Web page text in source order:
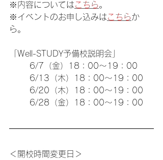
※内容についてはこちら。
※イベントのお申し込みはこちらか
ら。
「Well-STUDY予備校説明会」
	6/7（金）18：00～19：00
	6/13（木）18：00～19：00
	6/20（木）18：00～19：00
	6/28（金）18：00～19：00
＜開校時間変更日＞